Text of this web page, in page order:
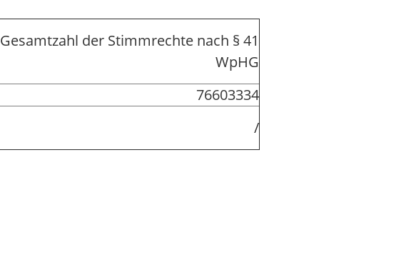
Gesamtzahl der Stimmrechte nach § 41
WpHG
76603334
/